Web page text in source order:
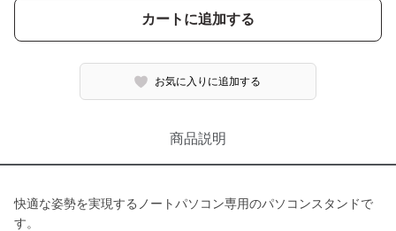
カートに追加する
お気に入りに追加する
商品説明
快適な姿勢を実現するノートパソコン専用のパソコンスタンドで
す。